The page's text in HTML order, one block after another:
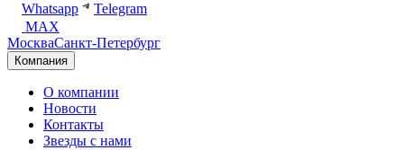
Whatsapp
Telegram
MAX
МоскваСанкт-Петербург
Компания
О компании
Новости
Контакты
Звезды с нами